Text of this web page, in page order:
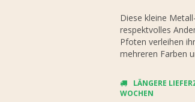
Diese kleine
respektvolles
Pfoten verleihen
mehreren Farben
LÄNGERE
OCHEN